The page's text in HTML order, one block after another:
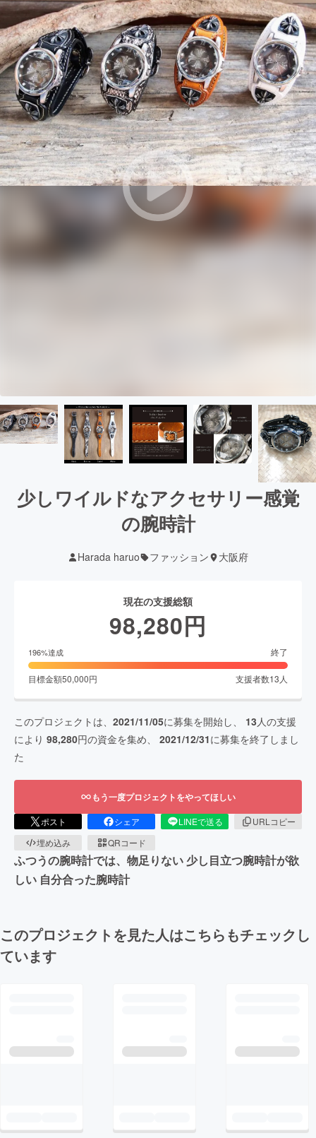
少しワイルドなアクセサリー感覚
の腕時計
Harada haruo ファッション 大阪府
現在の支援総額
98,280円
196%達成 終了
目標金額50,000円 支援者数13 人
このプロジェクトは、 2021/11/05に募集を開始し、 13人の支援
により 98,280円の資金を集め、 2021/12/31に募集を終了しまし
た
もう一度プロジェクトをやってほしい
ポスト シェア LINEで送る
URLコピー
埋め込み
QRコード
ふつうの腕時計では、物足りない 少し目立つ腕時計が欲
しい 自分合った腕時計
このプロジェクトを見た人はこちらもチェックし
ています